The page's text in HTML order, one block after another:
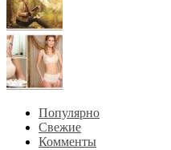
Популярно
Свежие
Комменты